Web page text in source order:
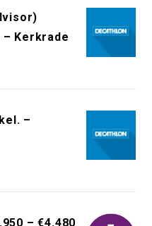
Kerkrade
–
– €4.480